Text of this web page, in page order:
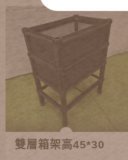
雙層箱架高45*30